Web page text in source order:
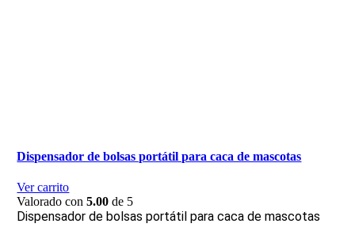
Dispensador de bolsas portátil para caca de mascotas
Ver carrito
Valorado con5.00 de 5
Dispensador de bolsas portátil para caca de mascotas